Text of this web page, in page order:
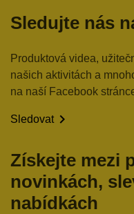
Sledujte nás
Produktová videa,
našich aktivitách a
na naší Facebook
Sledovat
Získejte mezi
novinkách,
nabídkách